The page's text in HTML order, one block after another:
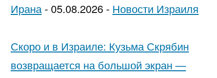
Ирана - 05.08.2026 - Новости Израиля
Скоро и в Израиле: Кузьма Скрябин
возвращается на большой экран —